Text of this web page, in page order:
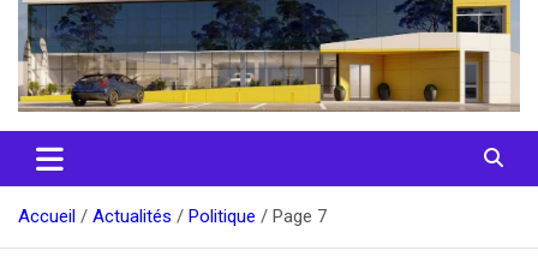
Accueil Actualités Politique Page 7